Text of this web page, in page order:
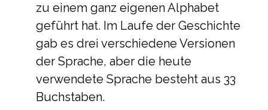
zu einem ganz eigenen Alphabet
geführt hat. Im Laufe der Geschichte
gab es drei verschiedene Versionen
der Sprache, aber die heute
verwendete Sprache besteht aus 33
Buchstaben.